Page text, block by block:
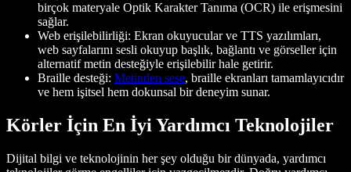
birçok materyale Optik Karakter Tanıma (OCR) ile erişmesini
sağlar.
Web erişilebilirliği: Ekran okuyucular ve TTS yazılımları,
web sayfalarını sesli okuyup başlık, bağlantı ve görseller için
alternatif metin desteğiyle erişilebilir hale getirir.
Braille desteği: Metinden sese, braille ekranları tamamlayıcıdır
ve hem işitsel hem dokunsal bir deneyim sunar.
Körler İçin En İyi Yardımcı Teknolojiler
Dijital bilgi ve teknolojinin her şey olduğu bir dünyada, yardımcı